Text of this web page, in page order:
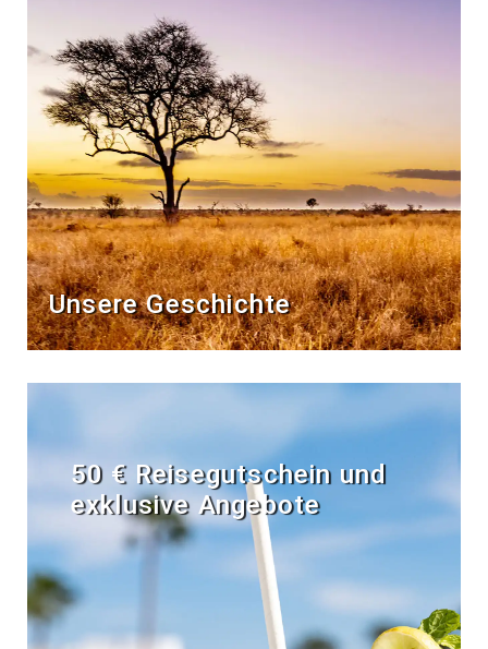
Unsere Geschichte
50 € Reisegutschein und
exklusive Angebote